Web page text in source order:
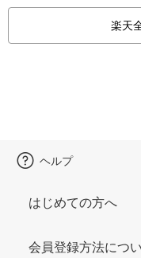
楽天
ヘルプ
はじめての方へ
会員登録方法につ